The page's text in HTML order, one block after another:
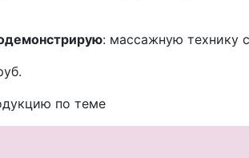
: массажную технику
по теме